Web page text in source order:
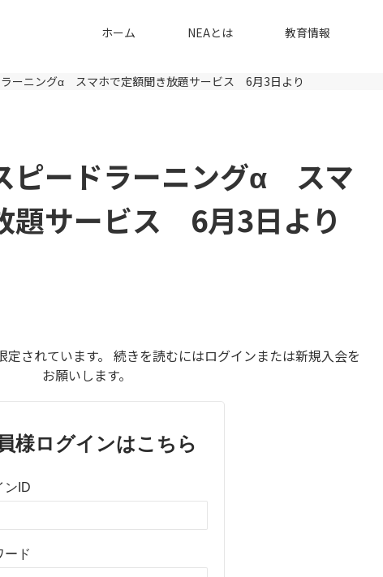
ホーム NEAとは 教育情報
ラーニングα スマホで定額聞き放題サービス 6月3日より
ピードラーニングα スマ
題サービス 6月3日より
定されています。 続きを読むにはログインまたは新規入会を
お願いします。
様ログインはこちら
ンID
ード